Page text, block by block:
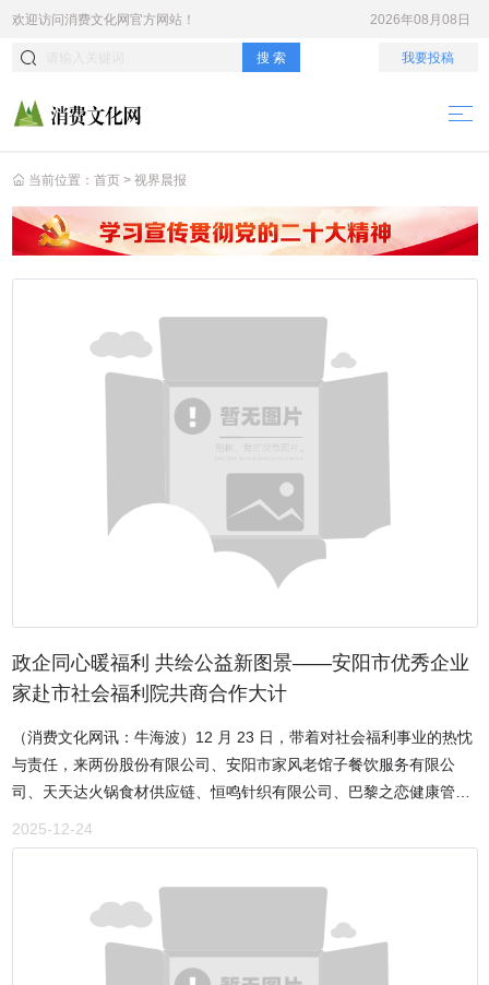
欢迎访问消费文化网官方网站！ 2026年08月08日
搜 索 我要投稿
当前位置： 首页 > 视界晨报
政企同心暖福利 共绘公益新图景——安阳市优秀企业
家赴市社会福利院共商合作大计
（消费文化网讯：牛海波）12 月 23 日，带着对社会福利事业的热忱
与责任，来两份股份有限公司、安阳市家风老馆子餐饮服务有限公
司、天天达火锅食材供应链、恒鸣针织有限公司、巴黎之恋健康管
利院，以实地探访、座谈交流的形式，深度对接“开门办院”合作事
的企业代表始终坚信，企业的成长与社会的发展同频共振，践行社会
责任、反哺社会是企业永续发展的核心使命。此次受邀到访，既是对
企业社会价值的认可，更是一次深刻的公益实践学习。在福利院院长
2025-12-24